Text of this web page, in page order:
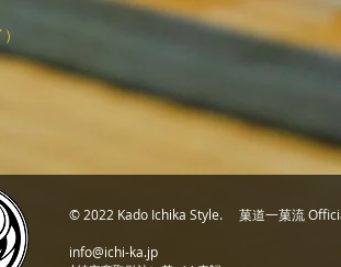
© 2022 Kado Ichika Style. 菓道一菓流
info@ichi-ka.jp